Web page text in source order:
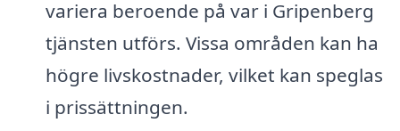
variera beroende på var i Gripenberg
tjänsten utförs. Vissa områden kan ha
högre livskostnader, vilket kan speglas
i prissättningen.